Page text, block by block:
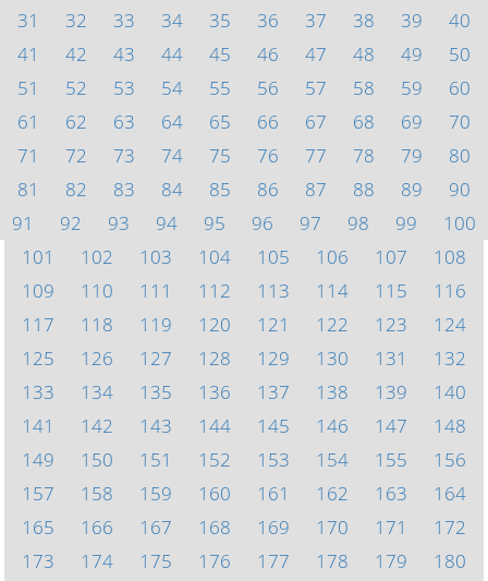
31
32 33 34 35 36 37 38 39
40
41
42 43 44 45 46 47 48 49
50
51
52 53 54 55 56 57 58 59
60
61
62 63 64 65 66 67 68 69
70
71
72 73 74 75 76 77 78 79
80
81
82 83 84 85 86 87 88 89
90
91
92 93 94 95 96 97 98 99
100
101
102 103 104 105 106 107
108
109
110 111 112 113 114 115
116
117
118 119 120 121 122 123
124
125
126 127 128 129 130 131
132
133
134 135 136 137 138 139
140
141
142 143 144 145 146 147
148
149
150 151 152 153 154 155
156
157
158 159 160 161 162 163
164
165
166 167 168 169 170 171
172
173
174 175 176 177 178 179
180